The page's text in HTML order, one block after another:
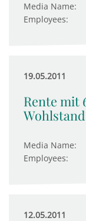
Media Name:
Employees:
19.05.2011
Rente mit
Media Name:
Employees:
12.05.2011